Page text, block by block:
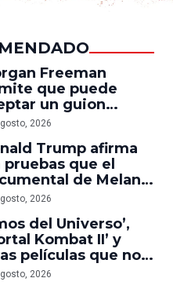
Freeman
que puede
un guion
si le pagan lo
2026
Trump afirma
pruebas que el
de Melania
película número
2026
del Universo’,
Kombat II’ y
películas que no
la taquilla
2026